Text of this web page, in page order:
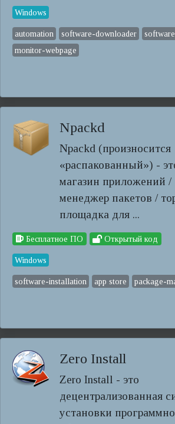
Windows
automation software-downloader
monitor-webpage
Npackd
Npackd (произносится
«распакованный») -
магазин приложений /
менеджер пакетов /
площадка для ...
Бесплатное ПО Открытый код
Windows
software-installation app store package-
Zero Install
Zero Install - это
децентрализованная
установки